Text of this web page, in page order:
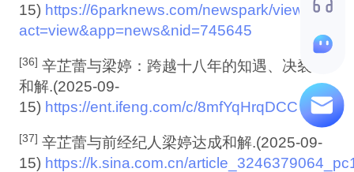
15) https://6parknews.com/newspark/view.php?
act=view&app=news&nid=745645
[36] 辛芷蕾与梁婷：跨越十八年的知遇、决裂与
和解.(2025-09-
15) https://ent.ifeng.com/c/8mfYqHrqDCC
[37] 辛芷蕾与前经纪人梁婷达成和解.(2025-09-
15) https://k.sina.com.cn/